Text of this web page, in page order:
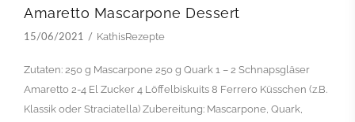
Amaretto Mascarpone Dessert
15/06/2021 KathisRezepte
Zutaten: 250 g Mascarpone 250 g Quark 1 – 2 Schnapsgläser
Amaretto 2-4 El Zucker 4 Löffelbiskuits 8 Ferrero Küsschen (z.B.
Klassik oder Straciatella) Zubereitung: Mascarpone, Quark,